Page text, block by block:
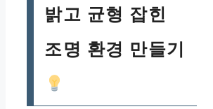
밝고 균형 잡힌
조명 환경 만들기